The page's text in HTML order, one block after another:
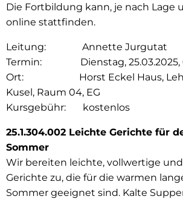
Die Fortbildung kann, je nach Lage
online stattfinden.
Leitung: Annette Jurgutat
Termin: Dienstag, 25.03.2025,
Ort: Horst Eckel Haus,
Kusel, Raum 04, EG
Kursgebühr: kostenlos
25.1.304.002 Leichte Gerichte für
Sommer
Wir bereiten leichte, vollwertige
Gerichte zu, die für die warmen
Sommer geeignet sind. Kalte